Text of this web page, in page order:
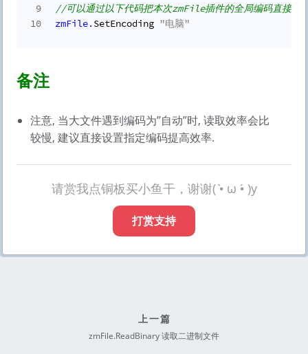
9
10
//可以通过以下代码把本次zmFile插件的全局编码直接设
zmFile.SetEncoding "电脑"
备注
注意, 当大文件遇到编码为”自动”时, 读取效率会比
较慢, 建议直接设置指定编码提高效率.
请赏我点铜板买小鱼干，谢谢( •̀ ω •́ )y
打赏支持
上一篇
zmFile.ReadBinary 读取二进制文件